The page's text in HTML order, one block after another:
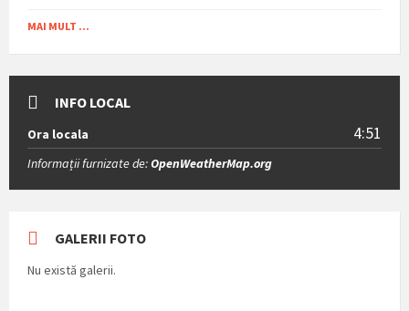
comuna Sutești.
MAI MULT ...
INFO LOCAL
Ora locala 4:51
Informații furnizate de:OpenWeatherMap.org
GALERII FOTO
Nu există galerii.